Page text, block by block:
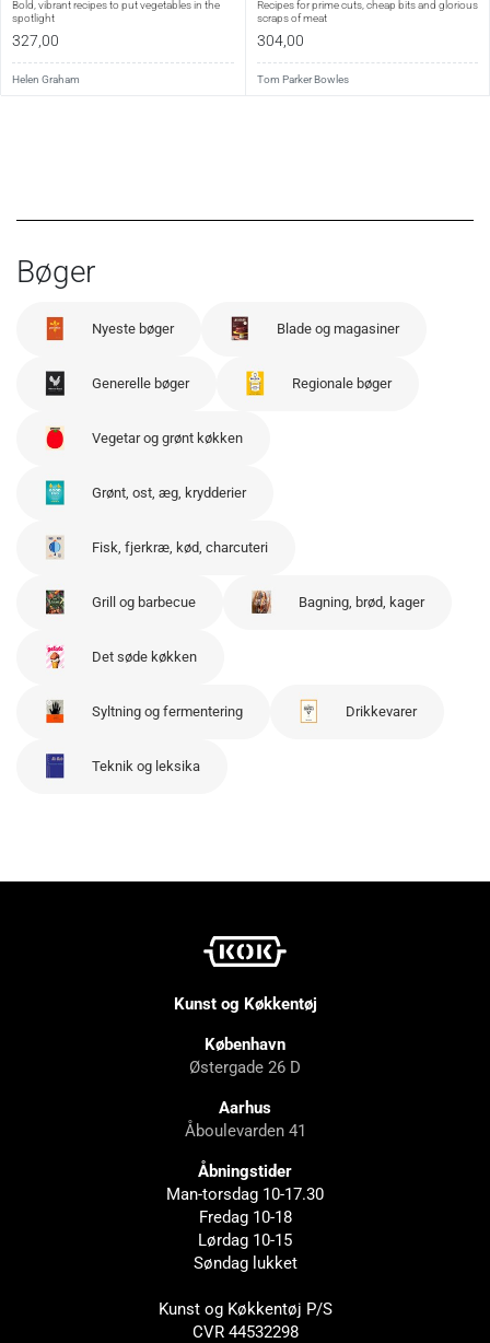
Bold, vibrant recipes to put vegetables in the
spotlight
327,00
Helen Graham
Recipes for prime cuts, cheap bits and glorious
scraps of meat
304,00
Tom Parker Bowles
Bøger
Nyeste bøger Blade og magasiner
Generelle bøger Regionale bøger
Vegetar og grønt køkken
Grønt, ost, æg, krydderier
Fisk, fjerkræ, kød, charcuteri
Grill og barbecue Bagning, brød, kager
Det søde køkken
Syltning og fermentering Drikkevarer
Teknik og leksika
Kunst og Køkkentøj
København
Østergade 26 D
Aarhus
Åboulevarden 41
Åbningstider
Man-torsdag 10-17.30
Fredag 10-18
Lørdag 10-15
Søndag lukket
Kunst og Køkkentøj P/S
CVR 44532298